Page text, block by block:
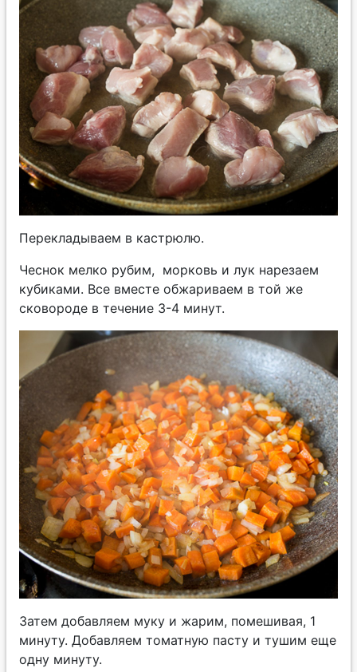
Перекладываем в кастрюлю.
Чеснок мелко рубим, морковь и лук нарезаем
кубиками. Все вместе обжариваем в той же
сковороде в течение 3-4 минут.
Затем добавляем муку и жарим, помешивая, 1
минуту. Добавляем томатную пасту и тушим еще
одну минуту.